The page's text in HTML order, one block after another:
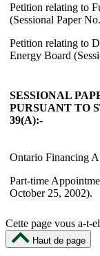
Petition relating to
(Sessional Paper
Petition relating to
Energy Board
SESSIONAL
PURSUANT TO
39(A):-
Ontario Financing
Part-time
October 25, 2002).
Cette page vous a-t-
Haut de page